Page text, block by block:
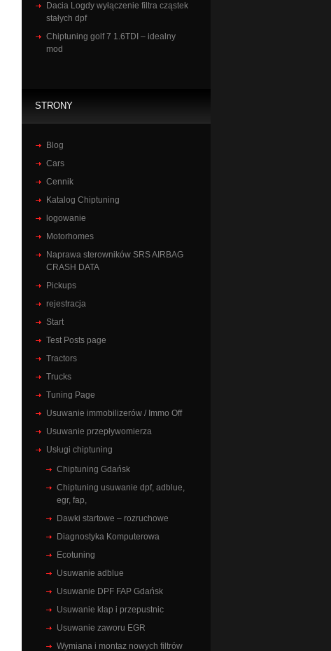
Dacia Logdy wyłączenie filtra cząstek
stałych dpf
Chiptuning golf 7 1.6TDI – idealny
mod
STRONY
Blog
Cars
Cennik
Katalog Chiptuning
logowanie
Motorhomes
Naprawa sterowników SRS AIRBAG
CRASH DATA
Pickups
rejestracja
Start
Test Posts page
Tractors
Trucks
Tuning Page
Usuwanie immobilizerów / Immo Off
Usuwanie przepływomierza
Usługi chiptuning
Chiptuning Gdańsk
Chiptuning usuwanie dpf, adblue,
egr, fap,
Dawki startowe – rozruchowe
Diagnostyka Komputerowa
Ecotuning
Usuwanie adblue
Usuwanie DPF FAP Gdańsk
Usuwanie klap i przepustnic
Usuwanie zaworu EGR
Wymiana i montaz nowych filtrów